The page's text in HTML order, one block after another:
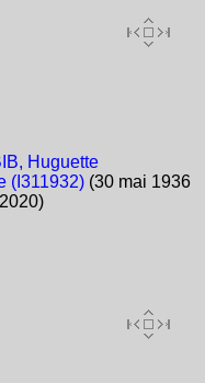
Huguette
(I311932) (30 mai 1936